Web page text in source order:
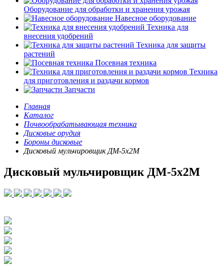
Оборудование для обработки и хранения урожая
Навесное оборудование
Техника для
внесения удобрений
Техника для защиты
растений
Посевная техника
Техника
для приготовления и раздачи кормов
Запчасти
Главная
Каталог
Почвообрабатывающая техника
Дисковые орудия
Бороны дисковые
Дисковый мульчировщик ДМ-5х2М
Дисковый мульчировщик ДМ-5х2М